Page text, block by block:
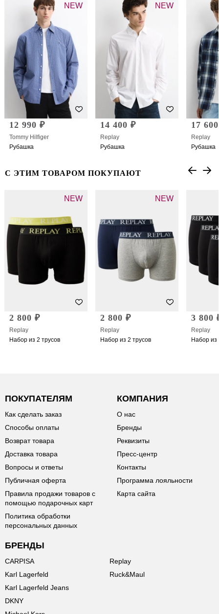
NEW
12 990 ₽
Tommy Hilfiger
Рубашка
NEW
14 400 ₽
Replay
Рубашка
17
Replay
Рубашка
С ЭТИМ ТОВАРОМ ПОКУПАЮТ
NEW
2 800 ₽
Replay
Набор из 2 трусов
NEW
2 800 ₽
Replay
Набор из 2 трусов
3 800
Replay
Набор из
ПОКУПАТЕЛЯМ
Как сделать заказ
Способы оплаты
Возврат товара
Доставка товара
Вопросы и ответы
Публичная оферта
Правила продажи товаров с
помощью подарочных карт
Политика обработки
персональных данных
КОМПАНИЯ
О нас
Бренды
Реквизиты
Пресс-центр
Контакты
Программа лояльности
Карта сайта
БРЕНДЫ
CARPISA
Karl Lagerfeld
Karl Lagerfeld Jeans
DKNY
Replay
Ruck&Maul